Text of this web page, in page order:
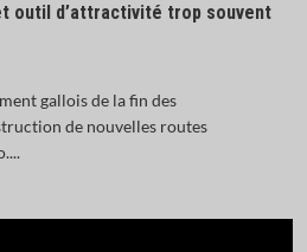
outil d’attractivité trop souvent
gallois de la fin des
de nouvelles routes